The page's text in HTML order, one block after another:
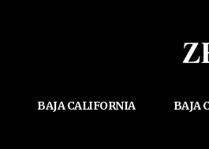
BAJA CALIFORNIA BAJA